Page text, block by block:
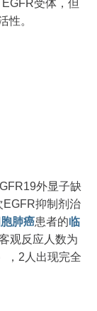
受体，但
性。
外显子缺
EGFR抑制剂治
肺癌患者的临
观反应人数为
，2人出现完全